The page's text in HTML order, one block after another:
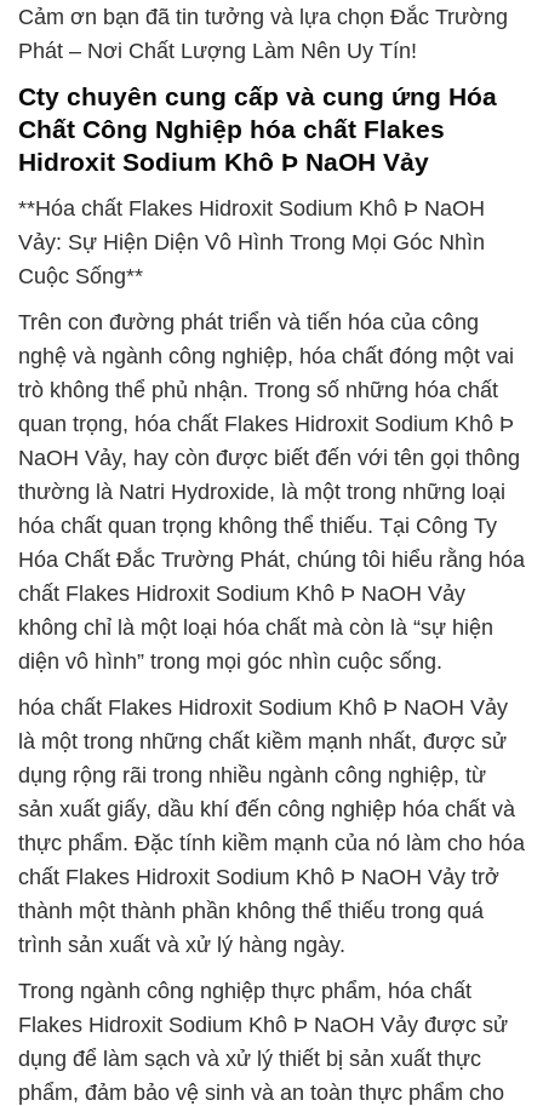
Cảm ơn bạn đã tin tưởng và lựa chọn Đắc Trường
Phát – Nơi Chất Lượng Làm Nên Uy Tín!
Cty chuyên cung cấp và cung ứng Hóa
Chất Công Nghiệp hóa chất Flakes
Hidroxit Sodium Khô Þ NaOH Vảy
**Hóa chất Flakes Hidroxit Sodium Khô Þ NaOH
Vảy: Sự Hiện Diện Vô Hình Trong Mọi Góc Nhìn
Cuộc Sống**
Trên con đường phát triển và tiến hóa của công
nghệ và ngành công nghiệp, hóa chất đóng một vai
trò không thể phủ nhận. Trong số những hóa chất
quan trọng, hóa chất Flakes Hidroxit Sodium Khô Þ
NaOH Vảy, hay còn được biết đến với tên gọi thông
thường là Natri Hydroxide, là một trong những loại
hóa chất quan trọng không thể thiếu. Tại Công Ty
Hóa Chất Đắc Trường Phát, chúng tôi hiểu rằng hóa
chất Flakes Hidroxit Sodium Khô Þ NaOH Vảy
không chỉ là một loại hóa chất mà còn là “sự hiện
diện vô hình” trong mọi góc nhìn cuộc sống.
hóa chất Flakes Hidroxit Sodium Khô Þ NaOH Vảy
là một trong những chất kiềm mạnh nhất, được sử
dụng rộng rãi trong nhiều ngành công nghiệp, từ
sản xuất giấy, dầu khí đến công nghiệp hóa chất và
thực phẩm. Đặc tính kiềm mạnh của nó làm cho hóa
chất Flakes Hidroxit Sodium Khô Þ NaOH Vảy trở
thành một thành phần không thể thiếu trong quá
trình sản xuất và xử lý hàng ngày.
Trong ngành công nghiệp thực phẩm, hóa chất
Flakes Hidroxit Sodium Khô Þ NaOH Vảy được sử
dụng để làm sạch và xử lý thiết bị sản xuất thực
phẩm, đảm bảo vệ sinh và an toàn thực phẩm cho